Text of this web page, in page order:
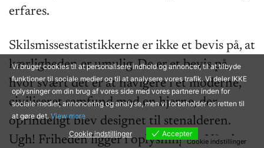
erfares.
Skilsmissestatistikkerne er ikke et bevis på, at
kærligheden er umulig. De er et bevis på,
hvor svært det er at navigere i et moderne,
civiliseret samfund med en hjerne, der
oprindeligt blev designet til stenalderen.
Ugh! Friheden ligger i oplysningen. Når du
Vi bruger cookies til at personalisere indhold og annoncer, til at tilbyde
funktioner til sociale medier og til at analysere vores trafik. Vi deler IKKE
oplysninger om din brug af vores side med vores partnere inden for
sociale medier, annoncering og analyse, men vi forbeholder os retten til
at gøre det. View more
Cookie indstillinger
Accepter
Cookie indstillinger